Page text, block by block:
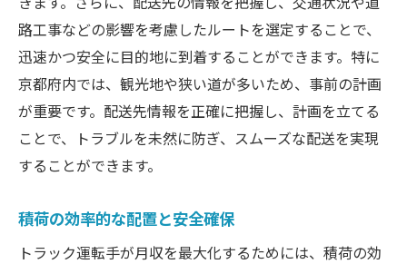
路工事などの影響を考慮したルートを選定することで、
迅速かつ安全に目的地に到着することができます。特に
京都府内では、観光地や狭い道が多いため、事前の計画
が重要です。配送先情報を正確に把握し、計画を立てる
ことで、トラブルを未然に防ぎ、スムーズな配送を実現
することができます。
積荷の効率的な配置と安全確保
トラック運転手が月収を最大化するためには、積荷の効